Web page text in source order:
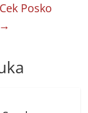
Posko
→